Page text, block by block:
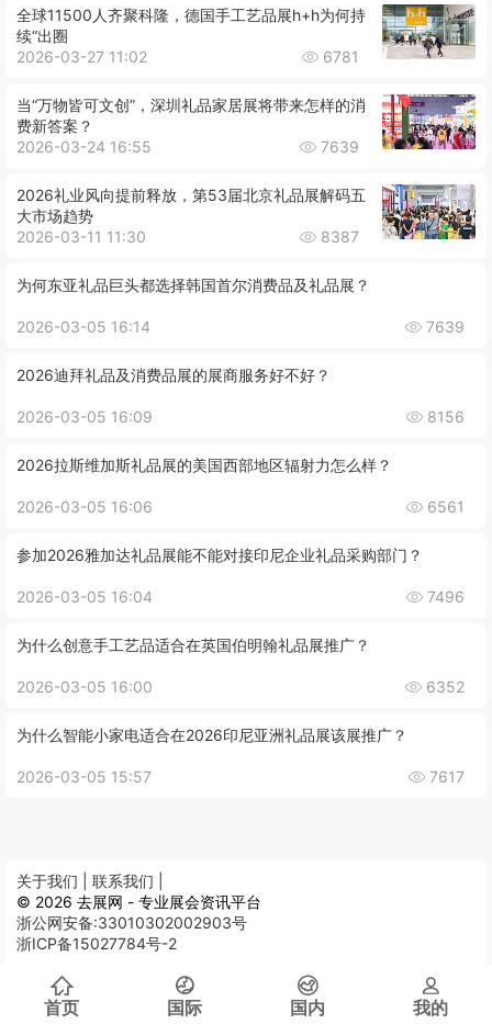
全球11500人齐聚科隆，德国手工艺品展h+h为何持
续“出圈
2026-03-27 11:02
6781
当“万物皆可文创”，深圳礼品家居展将带来怎样的消
费新答案？
2026-03-24 16:55
7639
2026礼业风向提前释放，第53届北京礼品展解码五
大市场趋势
2026-03-11 11:30
8387
为何东亚礼品巨头都选择韩国首尔消费品及礼品展？
2026-03-05 16:14 7639
2026迪拜礼品及消费品展的展商服务好不好？
2026-03-05 16:09 8156
2026拉斯维加斯礼品展的美国西部地区辐射力怎么样？
2026-03-05 16:06 6561
参加2026雅加达礼品展能不能对接印尼企业礼品采购部门？
2026-03-05 16:04 7496
为什么创意手工艺品适合在英国伯明翰礼品展推广？
2026-03-05 16:00 6352
为什么智能小家电适合在2026印尼亚洲礼品展该展推广？
2026-03-05 15:57 7617
首页 国际 国内 我的
关于我们 | 联系我们 |
© 2026 去展网 - 专业展会资讯平台
浙公网安备:33010302002903号
浙ICP备15027784号-2